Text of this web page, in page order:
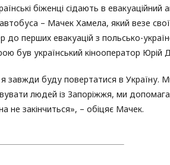
біженці сідають в
– Мачек Хамела, який везе
до перших евакуацій з польсько-
був український кінооператор Юрій
я завжди буду повертатися в
людей із Запоріжжя, ми
не закінчиться», – обіцяє Мачек.